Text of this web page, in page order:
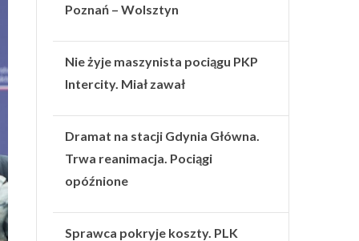
Poznań – Wolsztyn
Nie żyje maszynista pociągu PKP
Intercity. Miał zawał
Dramat na stacji Gdynia Główna.
Trwa reanimacja. Pociągi
opóźnione
Sprawca pokryje koszty. PLK